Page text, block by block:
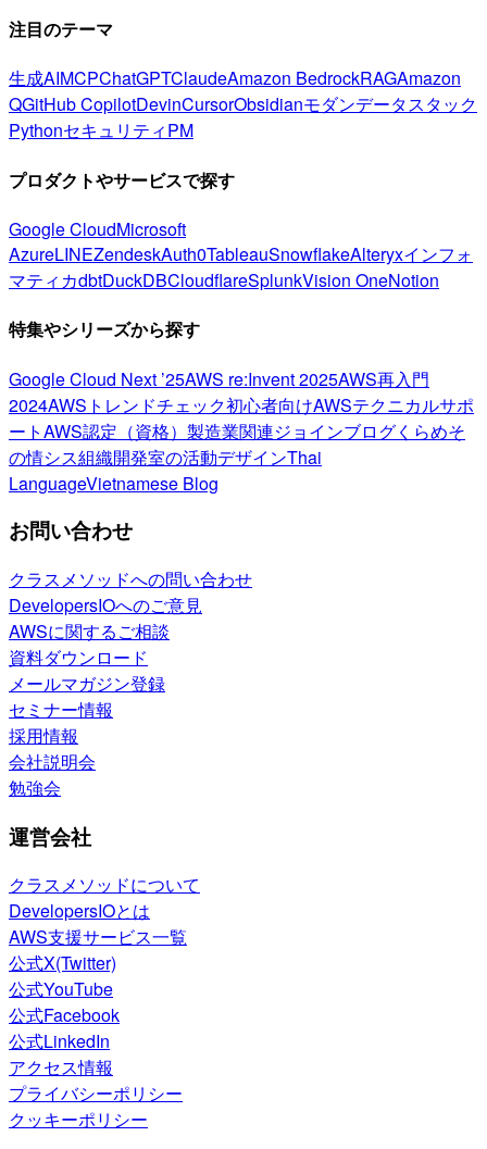
注目のテーマ
生成AIMCPChatGPTClaudeAmazon BedrockRAGAmazon
QGitHub CopilotDevinCursorObsidianモダンデータスタック
PythonセキュリティPM
プロダクトやサービスで探す
Google CloudMicrosoft
AzureLINEZendeskAuth0TableauSnowflakeAlteryxインフォ
マティカdbtDuckDBCloudflareSplunkVision OneNotion
特集やシリーズから探す
Google Cloud Next ’25AWS re:Invent 2025AWS再入門
2024AWSトレンドチェック初心者向けAWSテクニカルサポ
ートAWS認定（資格） 製造業関連ジョインブログくらめそ
の情シス組織開発室の活動デザインThai
LanguageVietnamese Blog
お問い合わせ
クラスメソッドへの問い合わせ
DevelopersIOへのご意見
AWSに関するご相談
資料ダウンロード
メールマガジン登録
セミナー情報
採用情報
会社説明会
勉強会
運営会社
クラスメソッドについて
DevelopersIOとは
AWS支援サービス一覧
公式X(Twitter)
公式YouTube
公式Facebook
公式LinkedIn
アクセス情報
プライバシーポリシー
クッキーポリシー